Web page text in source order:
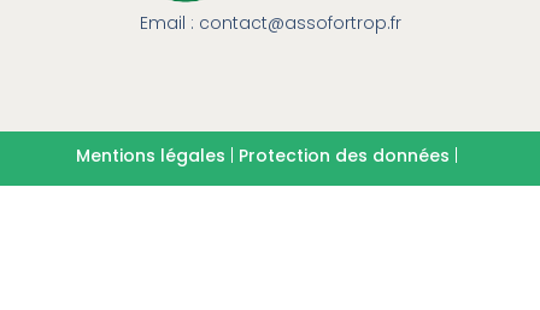
Email : contact@assofortrop.fr​
Mentions légales | Protection des données |